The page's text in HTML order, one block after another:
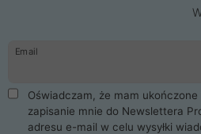
Email
Oświadczam, że mam
zapisanie mnie do Newslettera
adresu e-mail w celu wysyłki